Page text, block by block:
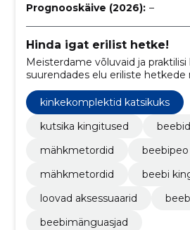
Prognooskäive (2026): –
Hinda igat erilist hetke!
Meisterdame võluvaid ja
suurendades elu eriliste hetkede
kinkekomplektid katsikuks
kutsika kingitused
mähkmetordid
mähkmetordid
beebi
loovad aksessuaarid
beebimänguasjad